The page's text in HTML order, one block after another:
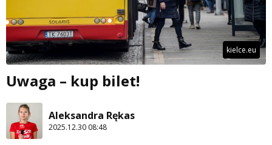
kielce.eu
Uwaga – kup bilet!
Aleksandra Rękas
2025.12.30 08:48